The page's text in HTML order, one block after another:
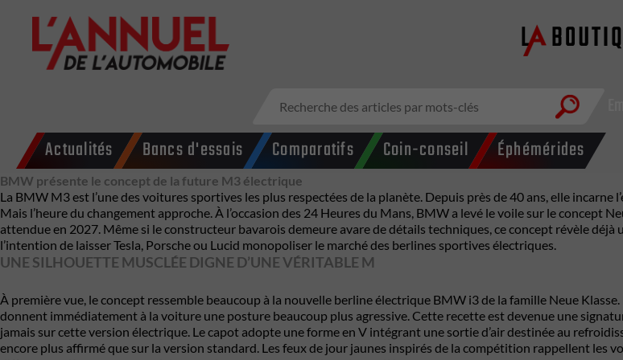
Actualités Bancs d'essais Comparatifs Coin-conseil Éphémérides
BMW présente le concept de la future M3 électrique
La BMW M3 est l’une des voitures sportives les plus respectées de la planète. Depuis près de 40 ans, elle
Mais l’heure du changement approche. À l’occasion des 24 Heures du Mans, BMW a levé le voile sur le
attendue en 2027. Même si le constructeur bavarois demeure avare de détails techniques, ce concept révèle déjà
l’intention de laisser Tesla, Porsche ou Lucid monopoliser le marché des berlines sportives électriques.
UNE SILHOUETTE MUSCLÉE DIGNE D’UNE VÉRITABLE M
À première vue, le concept ressemble beaucoup à la nouvelle berline électrique BMW i3 de la famille Neue
donnent immédiatement à la voiture une posture beaucoup plus agressive. Cette recette est devenue une
jamais sur cette version électrique. Le capot adopte une forme en V intégrant une sortie d’air destinée au
encore plus affirmé que sur la version standard. Les feux de jour jaunes inspirés de la compétition rappellent les